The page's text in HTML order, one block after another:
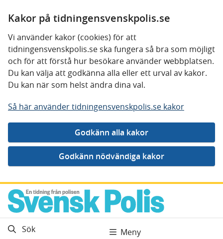
Kakor på tidningensvenskpolis.se
Vi använder kakor (cookies) för att
tidningensvenskpolis.se ska fungera så bra som möjligt
och för att förstå hur besökare använder webbplatsen.
Du kan välja att godkänna alla eller ett urval av kakor.
Du kan när som helst ändra dina val.
Så här använder tidningensvenskpolis.se kakor
Gå direkt till innehåll
Sök Meny